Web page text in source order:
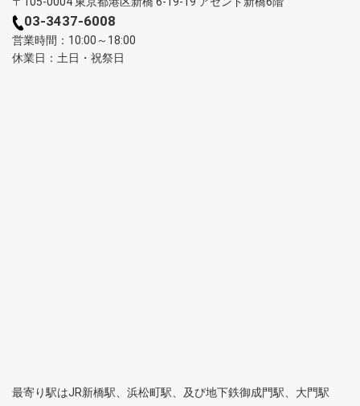
03-3437-6008
営業時間：10:00～18:00
休業日：土日・祝祭日
最寄り駅はJR新橋駅、浜松町駅、及び地下鉄御成門駅、大門駅